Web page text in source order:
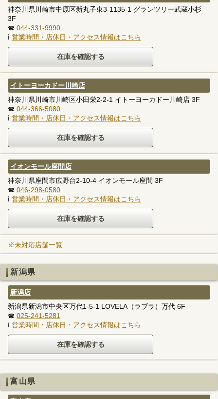
神奈川県川崎市中原区新丸子東3-1135-1 グランツリー武蔵小杉
3F
☎ 044-331-9990
ℹ 営業時間・店休日・アクセス情報はこちら
イトーヨーカドー川崎店
神奈川県川崎市川崎区小田栄2-2-1 イトーヨーカドー川崎店 3F
☎ 044-366-5080
ℹ 営業時間・店休日・アクセス情報はこちら
イオンモール座間店
神奈川県座間市広野台2-10-4 イオンモール座間 3F
☎ 046-298-0580
ℹ 営業時間・店休日・アクセス情報はこちら
※未対応店舗一覧
新潟県
新潟店
新潟県新潟市中央区万代1-5-1 LOVELA（ラブラ）万代 6F
☎ 025-241-5281
ℹ 営業時間・店休日・アクセス情報はこちら
富山県